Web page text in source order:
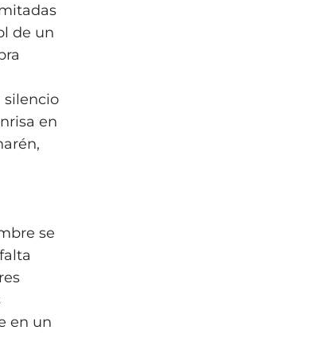
de un
silencio
en
se
en un